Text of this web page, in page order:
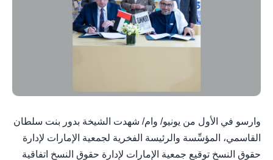
وارسو في الأول من يونيو/ وام/ شهدت الشيخة بدور بنت سلطان
القاسمي، المؤسِّسة والرئيسة الفخرية لجمعية الإمارات لإدارة
حقوق النسخ توقيع جمعية الإمارات لإدارة حقوق النسخ اتفاقية